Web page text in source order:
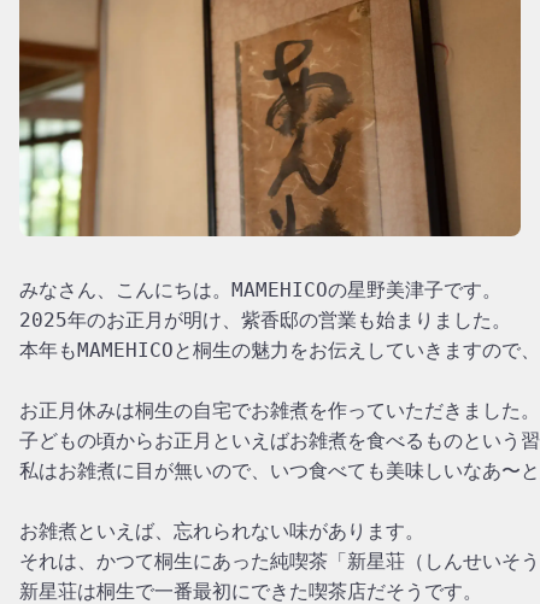
みなさん、こんにちは。MAMEHICOの星野美津子です。
2025年のお正月が明け、紫香邸の営業も始まりました。
本年もMAMEHICOと桐生の魅力をお伝えしていきますので
お正月休みは桐生の自宅でお雑煮を作っていただきました。
子どもの頃からお正月といえばお雑煮を食べるものという
私はお雑煮に目が無いので、いつ食べても美味しいなあ〜
お雑煮といえば、忘れられない味があります。
それは、かつて桐生にあった純喫茶「新星荘（しんせいそ
新星荘は桐生で一番最初にできた喫茶店だそうです。